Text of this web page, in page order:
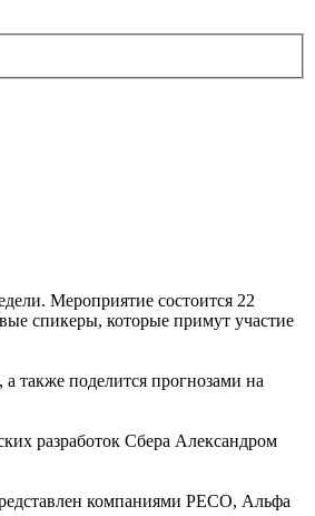
Мероприятие состоится 22
спикеры, которые примут участие
также поделится прогнозами на
разработок Сбера Александром
компаниями РЕСО, Альфа